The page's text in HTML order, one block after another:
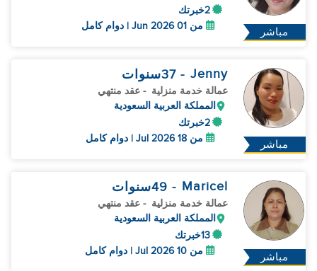
مباشر
2خبرتك
من 01 Jun 2026 | دوام كامل
مباشر
Jenny
- 37 سنوات
عمالة خدمة منزلية - عقد منتهي
المملكة العربية السعودية
2خبرتك
من 18 Jul 2026 | دوام كامل
مباشر
Maricel
- 49 سنوات
عمالة خدمة منزلية - عقد منتهي
المملكة العربية السعودية
13خبرتك
من 10 Jul 2026 | دوام كامل